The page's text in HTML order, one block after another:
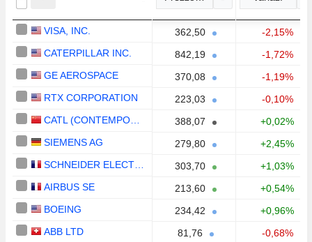
VISA, INC. 362,50
-2,15%
CATERPILLAR INC.
842,19
-1,72%
GE AEROSPACE
370,08
-1,19%
RTX CORPORATION
223,03
-0,10%
CATL (CONTEMPORARY AMPEREX TECHNOLOGY)
388,07
+0,02%
SIEMENS AG
279,80
+2,45%
SCHNEIDER ELECTRIC SE
303,70
+1,03%
AIRBUS SE
213,60
+0,54%
BOEING
234,42
+0,96%
ABB LTD
81,76
-0,68%